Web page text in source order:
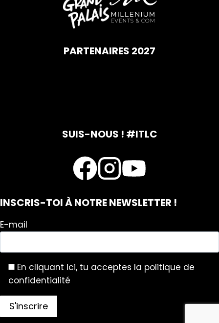
PARTENAIRES 2027
SUIS-NOUS ! #ITLC
INSCRIS-TOI À NOTRE NEWSLETTER !
E-mail
En cliquant ici, tu acceptes la politique de
confidentialité